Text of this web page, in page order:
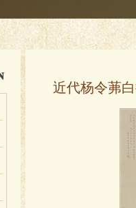
近代杨令茀